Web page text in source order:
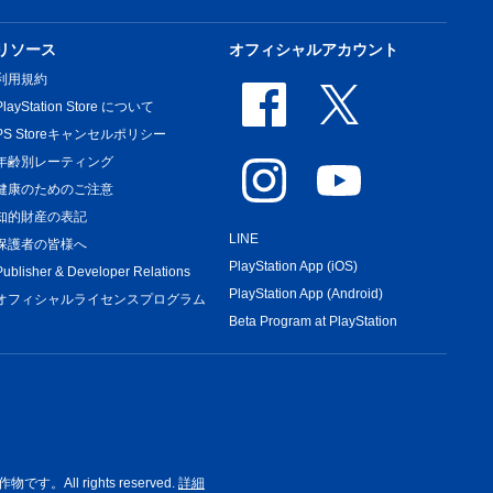
ソース
用規約
Store について
Storeキャンセルポリシー
齢別レーティング
康のためのご注意
的財産の表記
護者の皆様へ
& Developer Relations
フィシャルライセンスプログラム
オフィシャルアカウント
LINE
PlayStation App (iOS)
PlayStation App (Android)
Beta Program at PlayStation
物です。All rights reserved. 詳細